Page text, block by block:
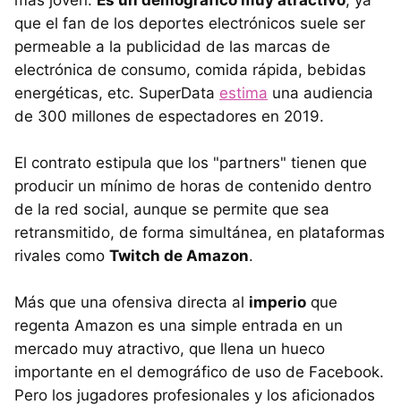
que el fan de los deportes electrónicos suele ser
permeable a la publicidad de las marcas de
electrónica de consumo, comida rápida, bebidas
energéticas, etc. SuperData estima una audiencia
de 300 millones de espectadores en 2019.
El contrato estipula que los "partners" tienen que
producir un mínimo de horas de contenido dentro
de la red social, aunque se permite que sea
retransmitido, de forma simultánea, en plataformas
rivales como Twitch de Amazon.
Más que una ofensiva directa al imperio que
regenta Amazon es una simple entrada en un
mercado muy atractivo, que llena un hueco
importante en el demográfico de uso de Facebook.
Pero los jugadores profesionales y los aficionados